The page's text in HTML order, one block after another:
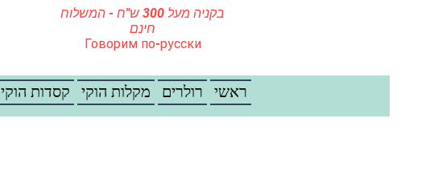
בקניה מעל 300 ש"ח - המשלוח
חינם
Говорим по-русски
ראשי רולרים מקלות הוקי קסדות הוקי